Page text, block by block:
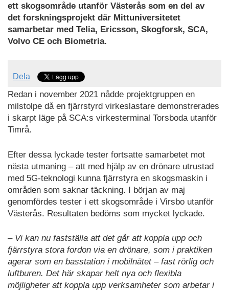
ett skogsområde utanför Västerås som en del av
det forskningsprojekt där Mittuniversitetet
samarbetar med Telia, Ericsson, Skogforsk, SCA,
Volvo CE och Biometria.
Dela
Redan i november 2021 nådde projektgruppen en
milstolpe då en fjärrstyrd virkeslastare demonstrerades
i skarpt läge på SCA:s virkesterminal Torsboda utanför
Timrå.
Efter dessa lyckade tester fortsatte samarbetet mot
nästa utmaning – att med hjälp av en drönare utrustad
med 5G-teknologi kunna fjärrstyra en skogsmaskin i
områden som saknar täckning. I början av maj
genomfördes tester i ett skogsområde i Virsbo utanför
Västerås. Resultaten bedöms som mycket lyckade.
– Vi kan nu fastställa att det går att koppla upp och
fjärrstyra stora fordon via en drönare, som i praktiken
agerar som en basstation i mobilnätet – fast rörlig och
luftburen. Det här skapar helt nya och flexibla
möjligheter att koppla upp verksamheter som arbetar i